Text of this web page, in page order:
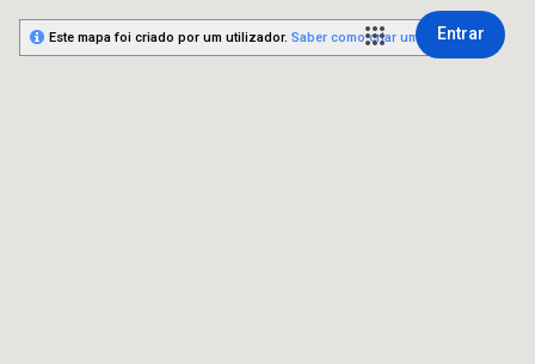
Entrar
Este mapa foi criado por um utilizador. Saber como criar um mapa.